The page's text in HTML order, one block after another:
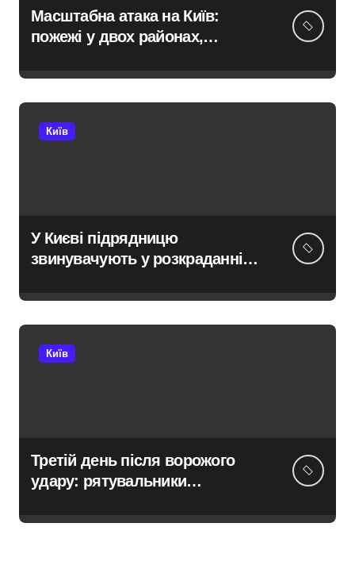
Масштабна атака на Київ:
пожежі у двох районах,
Київ
У Києві підрядницю
звинувачують у розкраданні
під час ремонту зони
«Вербне»
Київ
Третій день після ворожого
удару: рятувальники
масованої атаки в Київському